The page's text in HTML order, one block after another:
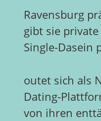
Ravensburg
gibt sie
Single-Dasein
outet sich als
Dating-
von ihren